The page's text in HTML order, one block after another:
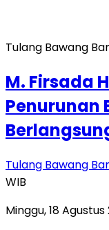
Tulang Bawang
M. Firsada
Penurunan
Tulang Bawang
WIB
Minggu, 18